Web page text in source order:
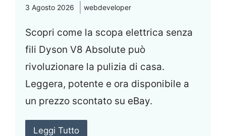
3 Agosto 2026 webdeveloper
Scopri come la scopa elettrica senza
fili Dyson V8 Absolute può
rivoluzionare la pulizia di casa.
Leggera, potente e ora disponibile a
un prezzo scontato su eBay.
Leggi Tutto